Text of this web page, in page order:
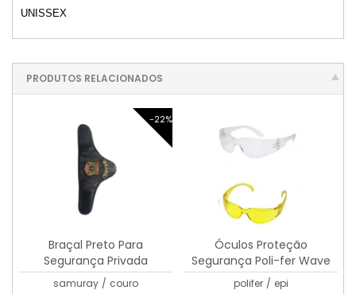
UNISSEX
PRODUTOS RELACIONADOS
-22%
Braçal Preto Para
Segurança Privada
samuray / couro
Óculos Proteção
Segurança Poli-fer Wave
Anti-risco
polifer / epi